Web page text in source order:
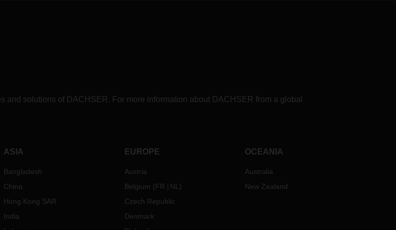
solutions of DACHSER. For more information about DACHSER from a global
ASIA
Bangladesh
China
Hong Kong SAR
India
EUROPE
Austria
Belgium (FR NL )
Czech Republic
Denmark
OCEANIA
Australia
New Zealand